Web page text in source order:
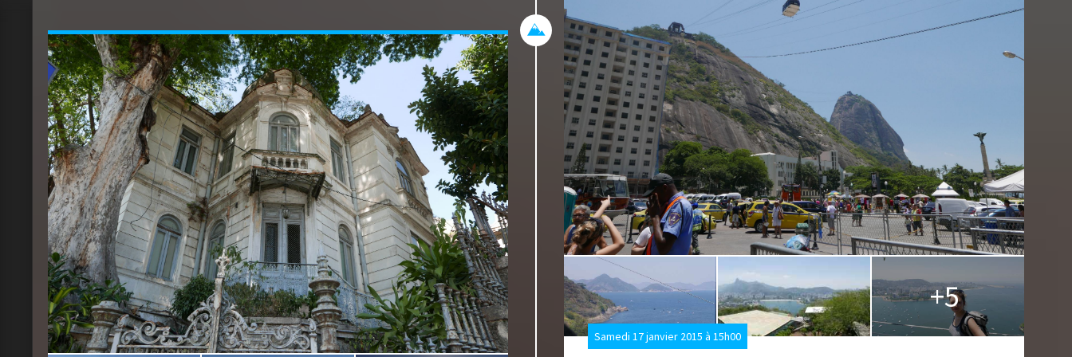
départ, on pense que la piscine ne sert à rien puisque la mer est à 1
minute mais quand on est un touriste qui part à la plage avec un peu
plus que la clef de sa chambre dans la poche, on est plus rassuré
par le transat en bord de piscine que par la foule sur la plage à qui
on ne peut pas confier ses affaires ;) Meme si les cariocas sont très
accueillants et que l'on a JAMAIS été embêtés au Brésil à cause de
notre appareil photo, gopro, portables etc... il faut rester vigilants et
ne pas se balader avec 10000$ autour du coup ou dans les poches.
L'hotel propose des chambres confortables et climatisées (en façade
de l'immeuble donc pas très esthétique mais indispensable vu la
chaleur), la salle de douche/wc est pratique mais sans fenêtre, il y a
des placard et un coffre fort dans la chambre.
Le petit déjeuner en self est très complet : continental (charcuterie,
oeufs, boissons chaudes et froides, pains en tout genre et
confitures...) mais également très local (fruits, fruits, fruits... le
paradis!)
D'ailleurs, pour tout ceux qui auraient peur d'attraper la tourista,
n'ayez crainte avec les fruits frais, ils sont lavés à l'eau voire au
vinaigre blanc avant d'être épluchés et découpés chaque jour. Tous
les fruits à peau peuvent donc être consommés dans les hôtels (pas
dans la rue biensur) et vous ferez des découvertes gustatives
+5
Samedi 17 janvier 2015 à 15h00